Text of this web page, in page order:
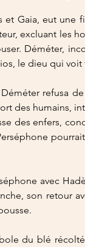
et Gaia, eut une
excluant les
Déméter,
le dieu qui
refusa
des humains,
des enfers,
avec
son retour
du blé